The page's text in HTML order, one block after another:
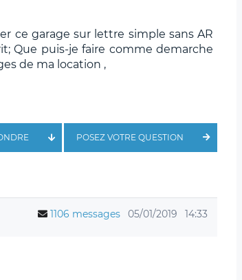
ce garage sur lettre simple sans AR
Que puis-je faire comme demarche
de ma location ,
POSEZ VOTRE QUESTION
1106 messages 05/01/2019 14:33